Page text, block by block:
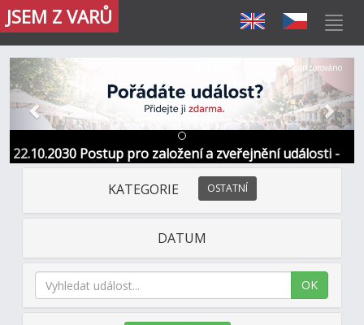
JSEM Z VARŮ
22.10.2030 Postup pro založení a zveřejnění události -
Informace / kontakt
Předchozí Další
Sponzorováno
KATEGORIE OSTATNÍ
DATUM
OK